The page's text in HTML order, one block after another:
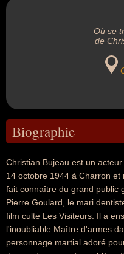
Où se
de
Biographie
Christian Bujeau est un
14 octobre 1944 à Charron
fait connaître du grand public
Pierre Goulard, le mari
film culte Les Visiteurs. Il a
l'inoubliable Maître d'armes
personnage martial adoré